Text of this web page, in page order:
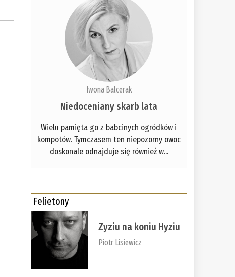
Iwona Balcerak
Niedoceniany skarb lata
Wielu pamięta go z babcinych ogródków i
kompotów. Tymczasem ten niepozorny owoc
doskonale odnajduje się również w...
Felietony
Zyziu na koniu Hyziu
Piotr Lisiewicz